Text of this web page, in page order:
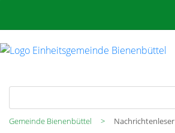
Gemeinde Bienenbüttel Nachrichtenleser